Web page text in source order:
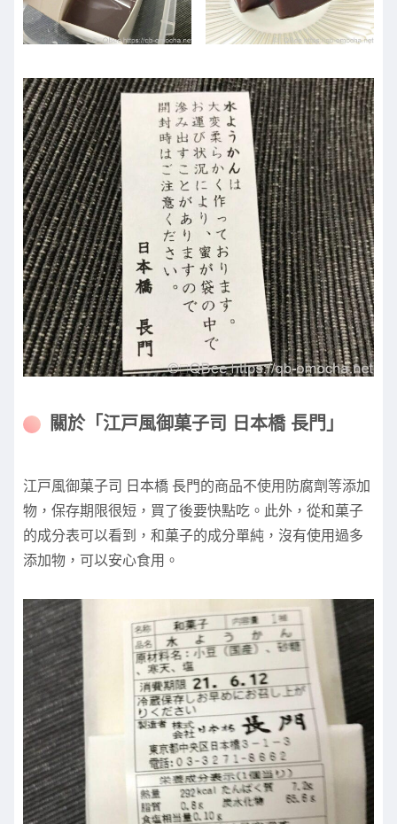
關於「江戸風御菓子司 日本橋 長門」
江戸風御菓子司 日本橋 長門的商品不使用防腐劑等添加
物，保存期限很短，買了後要快點吃。此外，從和菓子
的成分表可以看到，和菓子的成分單純，沒有使用過多
添加物，可以安心食用。